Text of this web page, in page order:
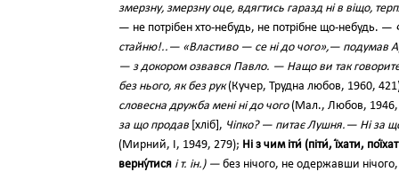
змерзну, змерзну оце, вдягтись гаразд ні в віщо,
— не потрібен хто-небудь, не потрібне що-небудь. —
стайню!..— «Властиво — се ні до чого»,— подумав
— з докором озвався Павло. — Нащо ви так
без нього, як без рук(Кучер, Трудна любов, 1960,
словесна дружба мені ні до чого(Мал., Любов,
за що продав [хліб], Чіпко? — питає Лушня.— Ні за
(Мирний, І, 1949, 279); Ні з чим іти́ (піти́, ї́хати,
верну́тися і т. ін.) — без нічого, не одержавши